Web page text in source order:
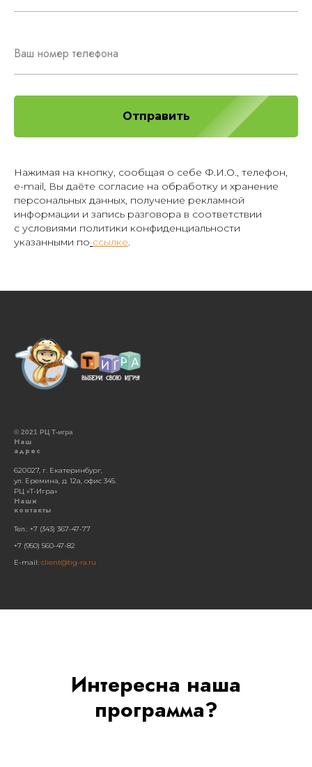
Ваш номер телефона
Отправить
Нажимая на кнопку, сообщая о себе Ф.И.О., телефон,
e-mail, Вы даёте согласие на обработку и хранение
персональных данных, получение рекламной
информации и запись разговора в соответствии
с условиями политики конфиденциальности
указанными по ссылке.
© 2021 РЦ Т-игра
Наш
адрес
620 027, г. Екатеринбург,
ул. Еремина, д. 12а, офис 345.
РЦ «Т-Игра»
Наши
контакты
Тел.: +7 (343) 367-47-77
+7 (950) 560-47-82
E-mail: client@tig-ra.ru
Интересна наша
программа?